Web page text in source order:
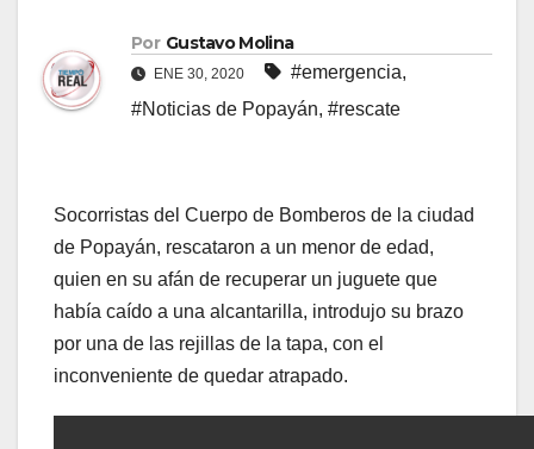
Por Gustavo Molina
ENE 30, 2020 #emergencia,
#Noticias de Popayán, #rescate
Socorristas del Cuerpo de Bomberos de la ciudad
de Popayán, rescataron a un menor de edad,
quien en su afán de recuperar un juguete que
había caído a una alcantarilla, introdujo su brazo
por una de las rejillas de la tapa, con el
inconveniente de quedar atrapado.